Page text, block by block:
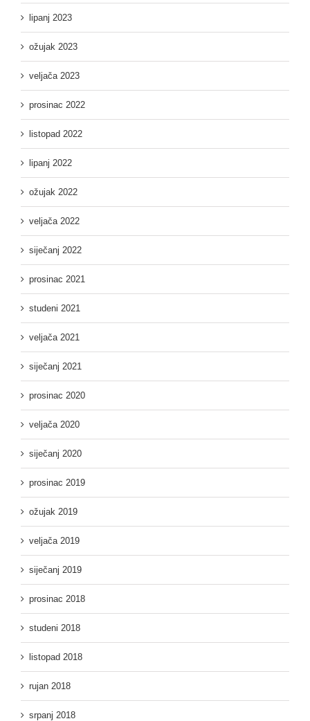
lipanj 2023
ožujak 2023
veljača 2023
prosinac 2022
listopad 2022
lipanj 2022
ožujak 2022
veljača 2022
siječanj 2022
prosinac 2021
studeni 2021
veljača 2021
siječanj 2021
prosinac 2020
veljača 2020
siječanj 2020
prosinac 2019
ožujak 2019
veljača 2019
siječanj 2019
prosinac 2018
studeni 2018
listopad 2018
rujan 2018
srpanj 2018